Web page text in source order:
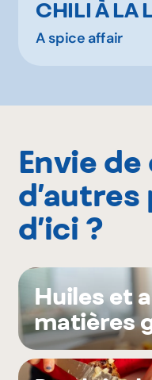
CHILI À LA
A spice affair
Envie
d’ici ?
Huiles et
matières